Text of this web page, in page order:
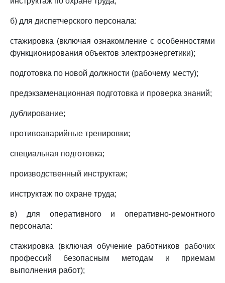
б) для диспетчерского персонала:
стажировка (включая ознакомление с особенностями
функционирования объектов электроэнергетики);
подготовка по новой должности (рабочему месту);
предэкзаменационная подготовка и проверка знаний;
дублирование;
противоаварийные тренировки;
специальная подготовка;
производственный инструктаж;
инструктаж по охране труда;
в) для оперативного и оперативно-ремонтного
персонала:
стажировка (включая обучение работников рабочих
профессий безопасным методам и приемам
выполнения работ);